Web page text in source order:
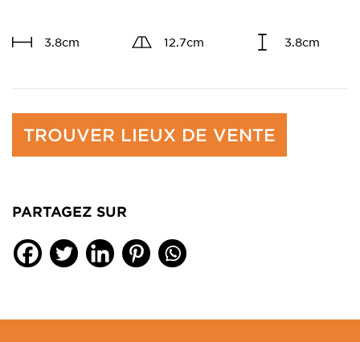
3.8cm 12.7cm 3.8cm
TROUVER LIEUX DE VENTE
PARTAGEZ SUR